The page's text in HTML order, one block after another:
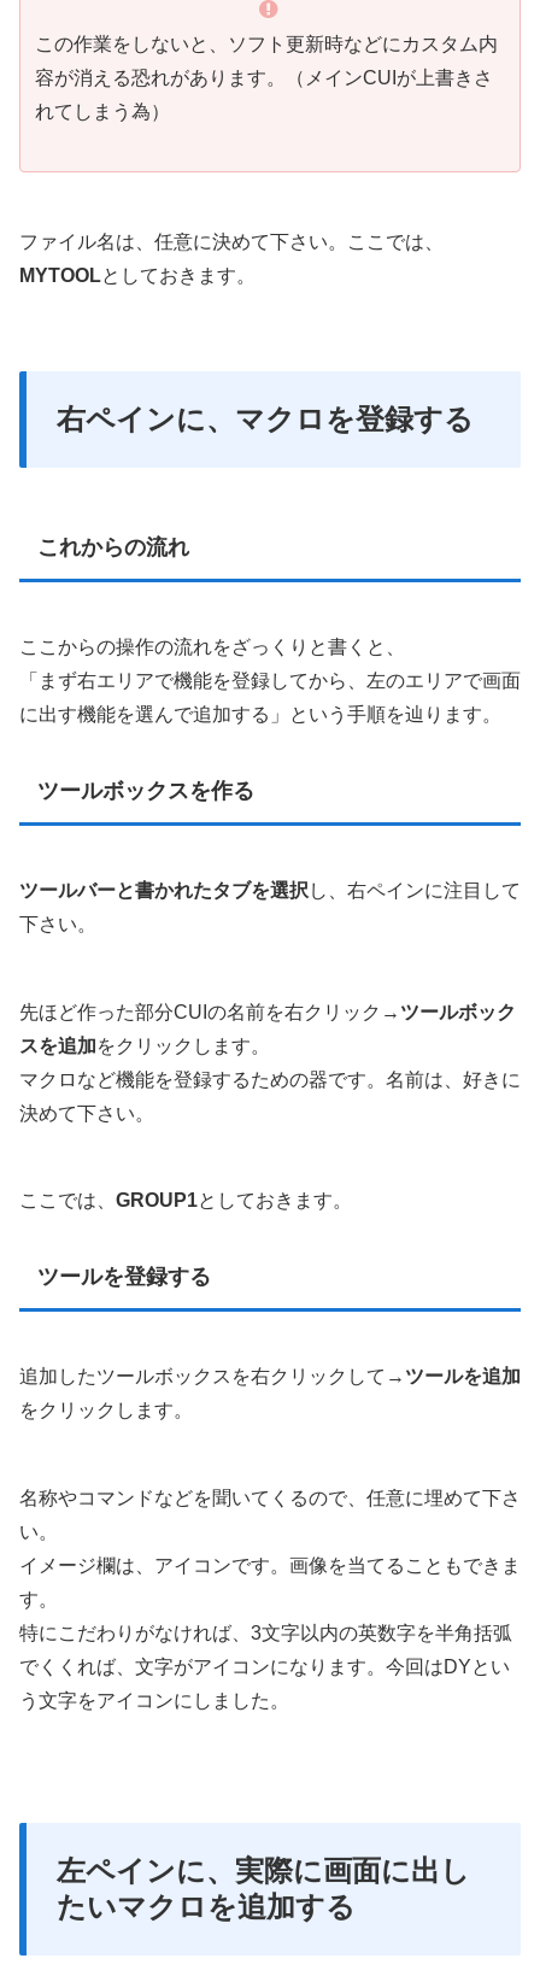
この作業をしないと、ソフト更新時などにカスタム内
容が消える恐れがあります。（メインCUIが上書きさ
れてしまう為）
ファイル名は、任意に決めて下さい。ここでは、
MYTOOLとしておきます。
右ペインに、マクロを登録する
これからの流れ
ここからの操作の流れをざっくりと書くと、
「まず右エリアで機能を登録してから、左のエリアで画面
に出す機能を選んで追加する」という手順を辿ります。
ツールボックスを作る
ツールバーと書かれたタブを選択 し、右ペインに注目して
下さい。
先ほど作った部分CUIの名前を右クリック→ ツールボック
スを追加をクリックします。
マクロなど機能を登録するための器です。名前は、好きに
決めて下さい。
ここでは、 GROUP1としておきます。
ツールを登録する
追加したツールボックスを右クリックして→ ツールを追加
をクリックします。
名称やコマンドなどを聞いてくるので、任意に埋めて下さ
い。
イメージ欄は、アイコンです。画像を当てることもできま
す。
特にこだわりがなければ、3文字以内の英数字を半角括弧
でくくれば、文字がアイコンになります。今回はDYとい
う文字をアイコンにしました。
左ペインに、実際に画面に出し
たいマクロを追加する